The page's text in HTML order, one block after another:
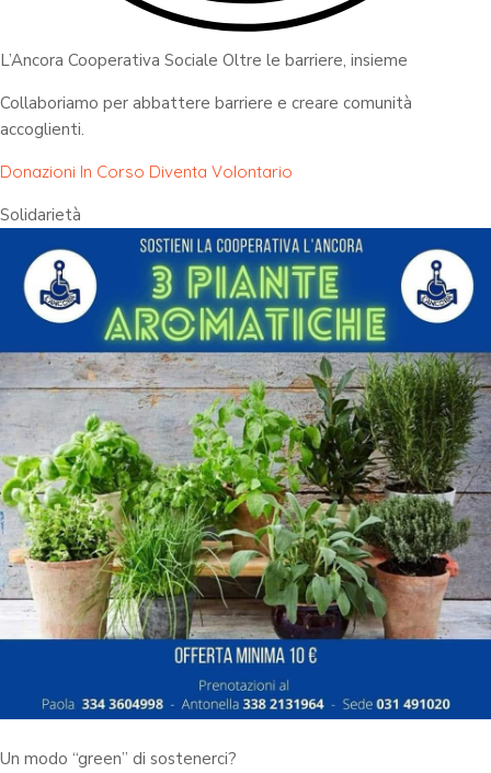
L’Ancora Cooperativa Sociale Oltre le barriere, insieme
Collaboriamo per abbattere barriere e creare comunità
accoglienti.
Donazioni In Corso Diventa Volontario
Solidarietà
Un modo “green” di sostenerci?